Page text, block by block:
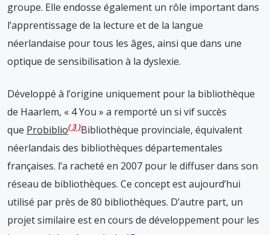
groupe. Elle endosse également un rôle important dans
l’apprentissage de la lecture et de la langue
néerlandaise pour tous les âges, ainsi que dans une
optique de sensibilisation à la dyslexie.
Développé à l’origine uniquement pour la bibliothèque
de Haarlem, « 4 You » a remporté un si vif succès
que Probiblio 3 Bibliothèque provinciale, équivalent
néerlandais des bibliothèques départementales
françaises. l’a racheté en 2007 pour le diffuser dans son
réseau de bibliothèques. Ce concept est aujourd’hui
utilisé par près de 80 bibliothèques. D’autre part, un
projet similaire est en cours de développement pour les